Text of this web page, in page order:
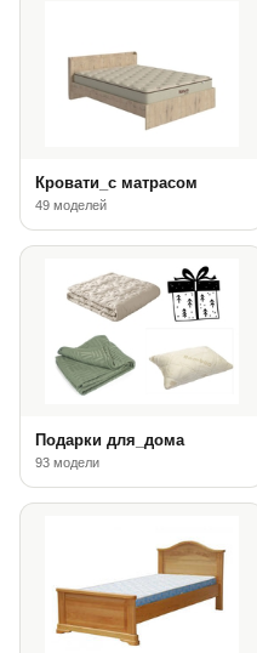
Кровати_с матрасом
49 моделей
Подарки для_дома
93 модели